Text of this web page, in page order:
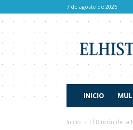
7 de agosto de 2026
Historiador
INICIO
Inicio El Rincón de la